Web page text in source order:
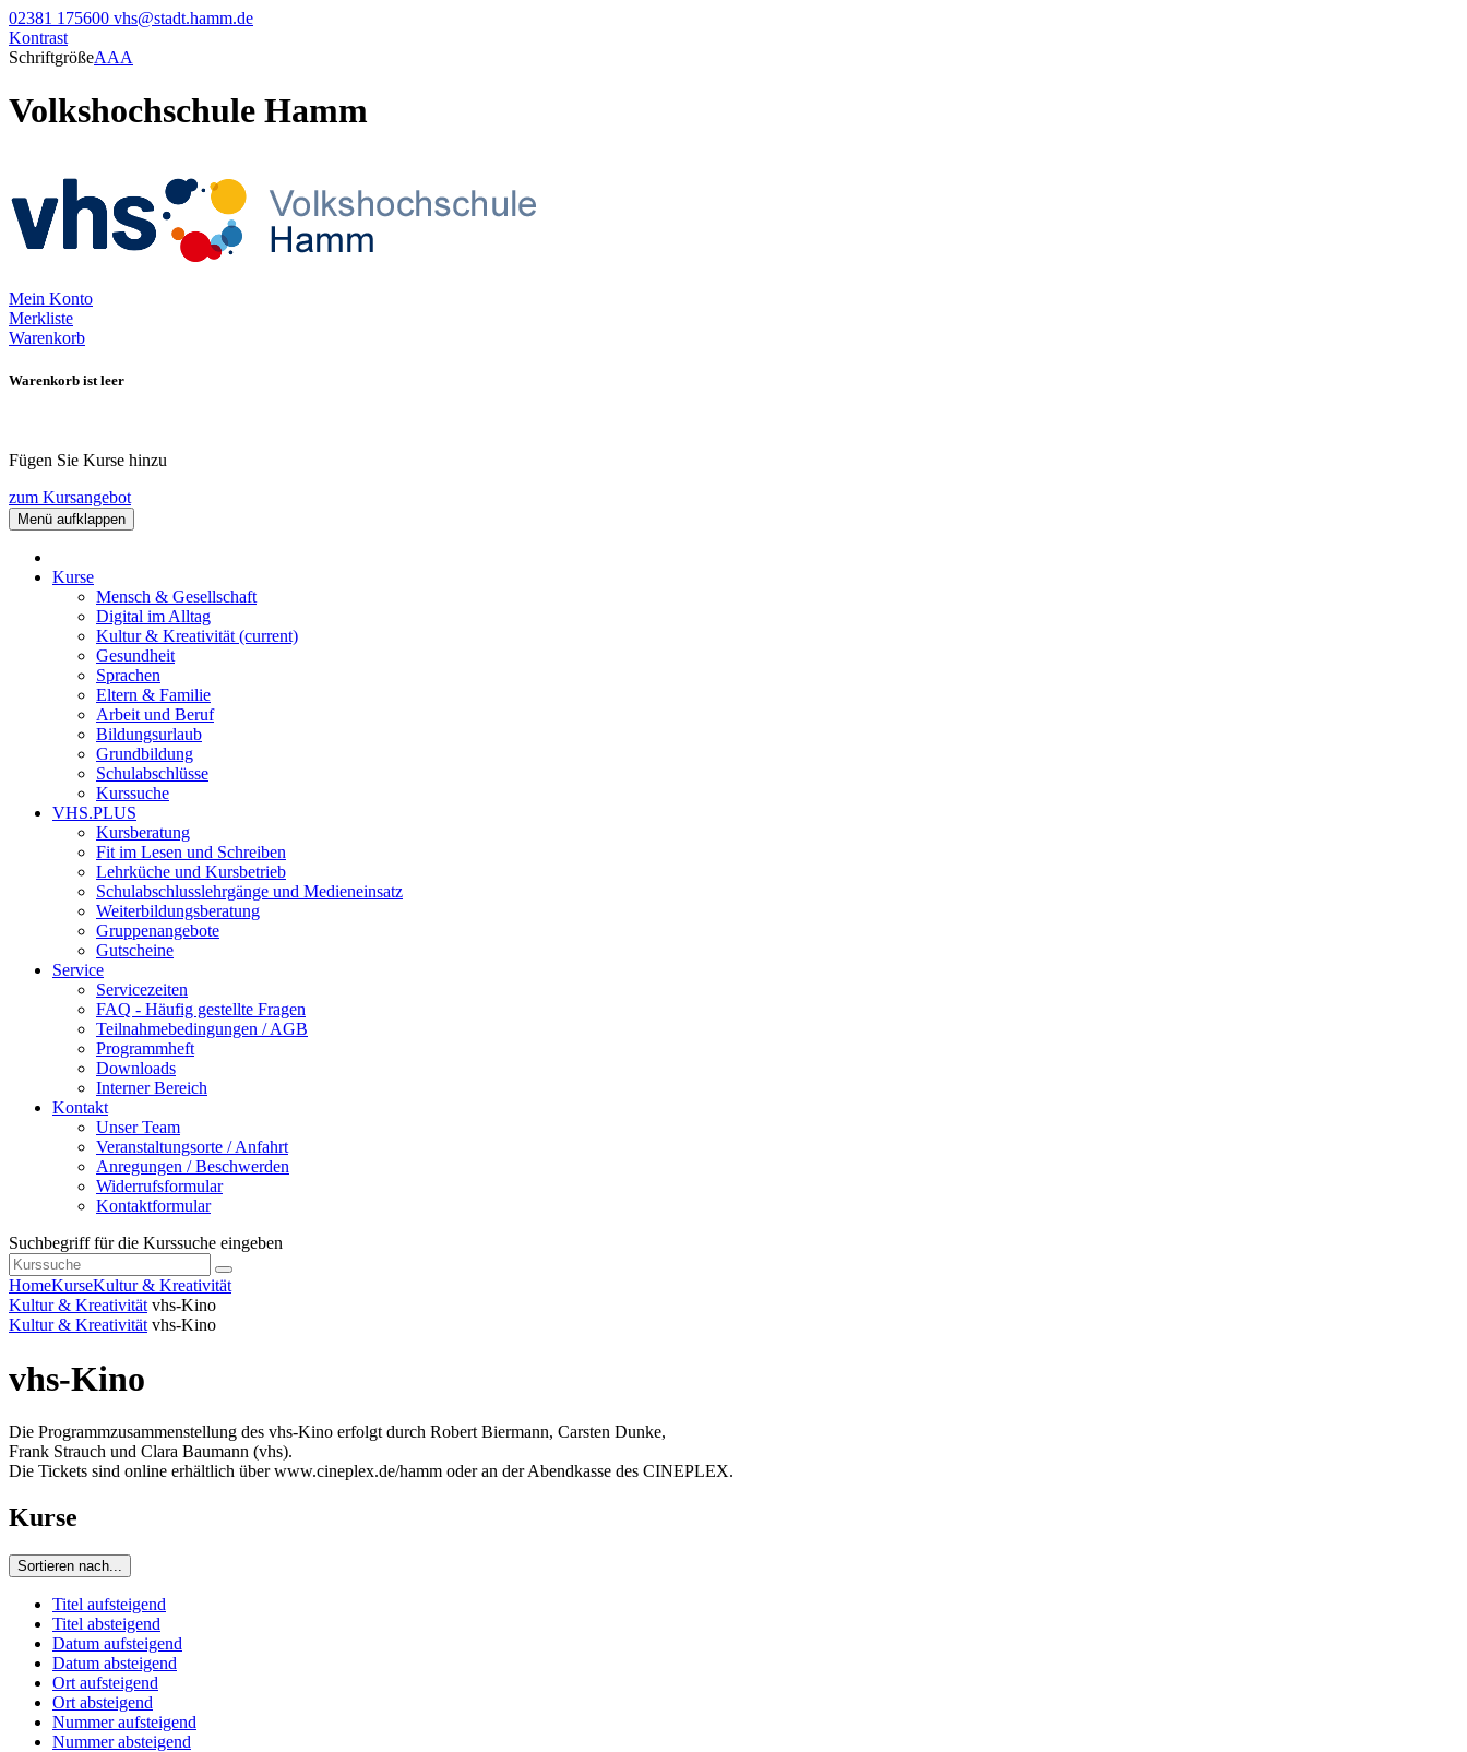
02381 175600 vhs@stadt.hamm.de
Kontrast
SchriftgrößeAAA
Volkshochschule Hamm
Mein Konto
Merkliste
Warenkorb
Warenkorb ist leer
Fügen Sie Kurse hinzu
zum Kursangebot
Menü aufklappen
Kurse
Mensch & Gesellschaft
Digital im Alltag
Kultur & Kreativität (current)
Gesundheit
Sprachen
Eltern & Familie
Arbeit und Beruf
Bildungsurlaub
Grundbildung
Schulabschlüsse
Kurssuche
VHS.PLUS
Kursberatung
Fit im Lesen und Schreiben
Lehrküche und Kursbetrieb
Schulabschlusslehrgänge und Medieneinsatz
Weiterbildungsberatung
Gruppenangebote
Gutscheine
Service
Servicezeiten
FAQ - Häufig gestellte Fragen
Teilnahmebedingungen / AGB
Programmheft
Downloads
Interner Bereich
Kontakt
Unser Team
Veranstaltungsorte / Anfahrt
Anregungen / Beschwerden
Widerrufsformular
Kontaktformular
Suchbegriff für die Kurssuche eingeben
HomeKurseKultur & Kreativität
Kultur & Kreativität vhs-Kino
Kultur & Kreativität vhs-Kino
vhs-Kino
Die Programmzusammenstellung des vhs-Kino erfolgt durch Robert Biermann, Carsten Dunke,
Frank Strauch und Clara Baumann (vhs).
Die Tickets sind online erhältlich über www.cineplex.de/hamm oder an der Abendkasse des CINEPLEX.
Kurse
Sortieren nach...
Titel aufsteigend
Titel absteigend
Datum aufsteigend
Datum absteigend
Ort aufsteigend
Ort absteigend
Nummer aufsteigend
Nummer absteigend